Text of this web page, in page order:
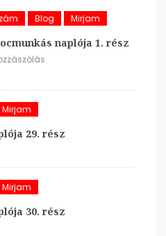
Blog Mirjam
naplója 1. rész
Mirjam
29. rész
Mirjam
30. rész